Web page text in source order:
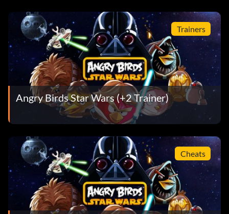
Trainers
Angry Birds Star Wars (+2 Trainer)
Cheats